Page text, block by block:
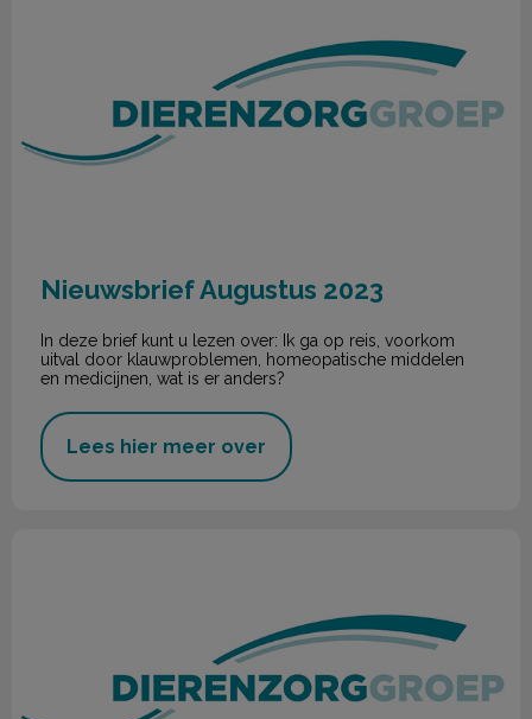
Nieuwsbrief Augustus 2023
In deze brief kunt u lezen over: Ik ga op reis, voorkom
uitval door klauwproblemen, homeopatische middelen
en medicijnen, wat is er anders?
Lees hier meer over